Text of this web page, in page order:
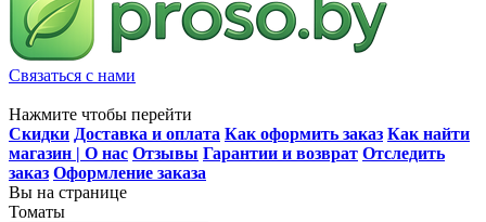
Связаться с нами
Нажмите чтобы перейти
Скидки Доставка и оплата Как оформить заказ Как найти
магазин | О нас Отзывы Гарантии и возврат Отследить
заказ Оформление заказа
Вы на странице
Томаты